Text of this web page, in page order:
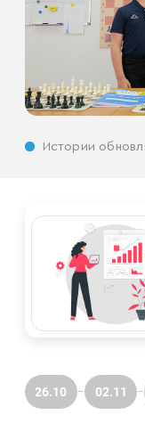
Истории
26.10 02.11